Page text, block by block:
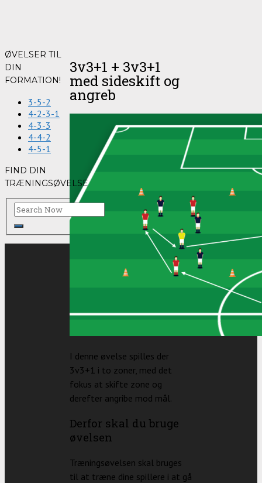
3v3+1 + 3v3+1
med sideskift og
angreb
I denne øvelse spilles der
3v3+1 i to zoner, med det
fokus at skifte zone og
derefter angribe mod mål.
Derfor skal du bruge
øvelsen
Træningsøvelsen skal bruges
til at træne dine spillere i at gå
ØVELSER TIL
DIN
FORMATION!
3-5-2
4-2-3-1
4-3-3
4-4-2
4-5-1
FIND DIN
TRÆNINGSØVELSE